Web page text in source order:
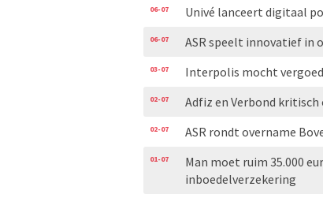
06-07 Univé lanceert digitaal
06-07 ASR speelt innovatief in
03-07 Interpolis mocht
02-07 Adfiz en Verbond
02-07 ASR rondt overname
01-07
Man moet ruim 35.000
inboedelverzekering